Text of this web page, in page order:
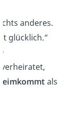
anderes.
glücklich.“
verheiratet,
heimkommt als